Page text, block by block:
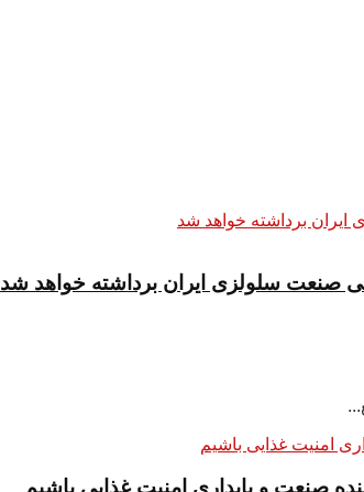
صنعت سلولزی ایران برداشته خواهد شد
صنعت و پایداری امنیت غذایی باشیم